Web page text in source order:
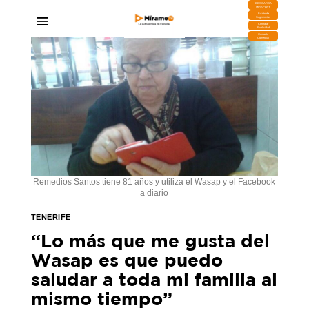
DESCARGA
MIRAPLAY
Buzón de
Sugerencias
Contratar
Publicidad
Contacto
Comercial
Remedios Santos tiene 81 años y utiliza el Wasap y el Facebook
a diario
TENERIFE
“Lo más que me gusta del
Wasap es que puedo
saludar a toda mi familia al
mismo tiempo”